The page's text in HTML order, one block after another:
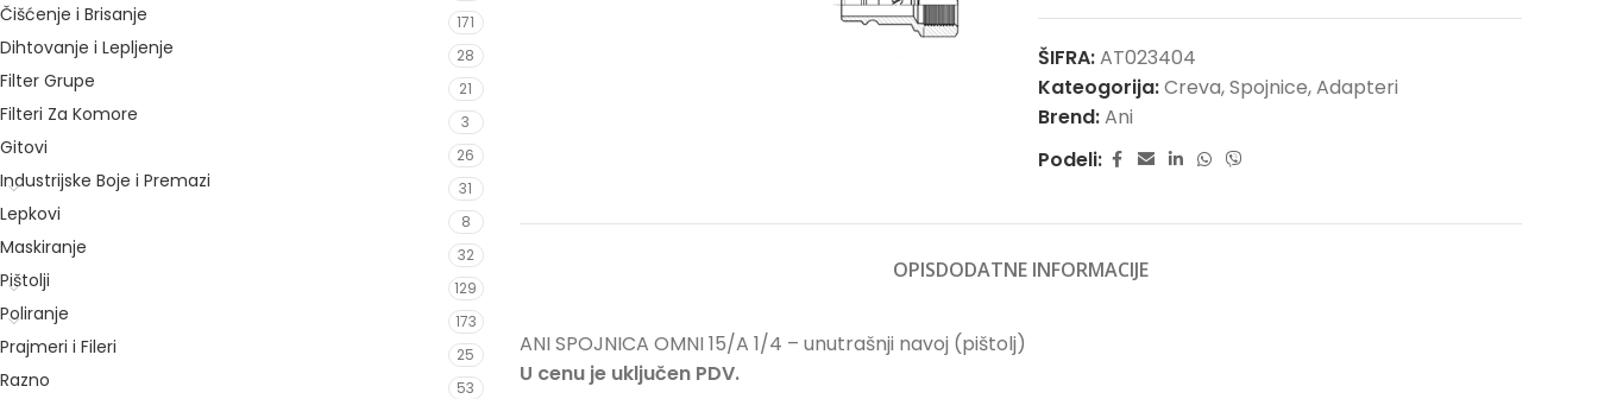
Čišćenje i Brisanje 171
Dihtovanje i Lepljenje 28
Filter Grupe 21
Filteri Za Komore 3
Gitovi 26
Industrijske Boje i Premazi 31
Lepkovi 8
Maskiranje 32
Pištolji 129
Poliranje 173
Prajmeri i Fileri 25
Razno 53
ŠIFRA:AT023404
Kateogorija:Creva, Spojnice, Adapteri
Brend:Ani
Podeli:
OPISDODATNE INFORMACIJE
ANI SPOJNICA OMNI 15/A 1/4 – unutrašnji navoj (pištolj)
U cenu je uključen PDV.